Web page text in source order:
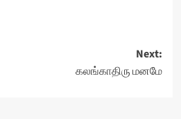
Next:
கலங்காதிரு மனமே